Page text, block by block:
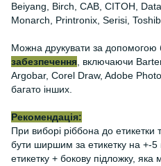
Beiyang, Birch, CAB, CITOH,
Monarch, Printronix, Serisi,
Можна друкувати за допомогою
забезпечення , включаючи
Argobar, Corel Draw, Adobe
багато інших.
Рекомендація:
При виборі ріббона до
бути ширшим за етикетку на +-
етикетку + бокову підложку,